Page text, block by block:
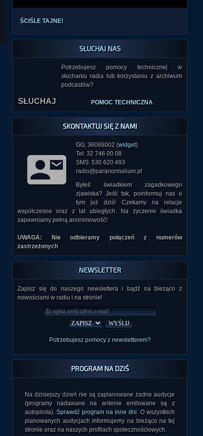
ŚCIŚLE TAJNE!
SŁUCHAJ NAS
SŁUCHAJ
Potrzebujesz pomocy technicznej w
słuchaniu radia lub korzystaniu z archiwum
podcastów?
POMOC TECHNICZNA
SKONTAKTUJ SIĘ Z NAMI
GG: 36088002 (widget)
Tel: 32 746 00 08
SMS: 530 620 493
radio@paranormalium.pl
Byłeś świadkiem zagadkowego
zjawiska? Jeśli tak, poinformuj nas o
tym już dziś! Czekamy na relacje
współczesne oraz z lat ubiegłych. Na życzenie świadka
zapewniamy pełną anonimowość!
UWAGA: Nie odbieramy połączeń z numerów
zastrzeżonych
NEWSLETTER
Zapisz się do naszego newslettera i bądź na bieżąco z
nowościami w radiu i na stronie!
Potrzebujesz pomocy z newsletterem?
PROGRAM NA DZIŚ
Na dzisiejszy dzień nie są zaplanowane żadne audycje
(programy nadawane na antenie emitowane są z
autopilota). Sprawdź program na inne dni. O wszystkich
planowanych audycjach informujemy na bieżąco na tej
stronie oraz na naszych profilach społecznościowych.